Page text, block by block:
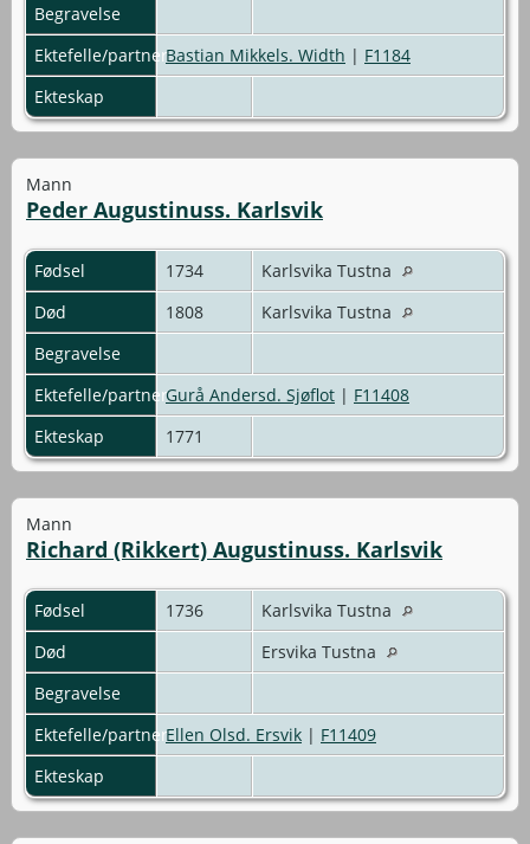
Begravelse
Ektefelle/partnerBastian Mikkels. Width | F1184
Ekteskap
Mann
Peder Augustinuss. Karlsvik
Fødsel 1734
Karlsvika Tustna
Død
1808
Karlsvika Tustna
Begravelse
Ektefelle/partnerGurå Andersd. Sjøflot | F11408
Ekteskap
1771
Mann
Richard (Rikkert) Augustinuss. Karlsvik
Fødsel 1736
Karlsvika Tustna
Død
Ersvika Tustna
Begravelse
Ektefelle/partnerEllen Olsd. Ersvik | F11409
Ekteskap